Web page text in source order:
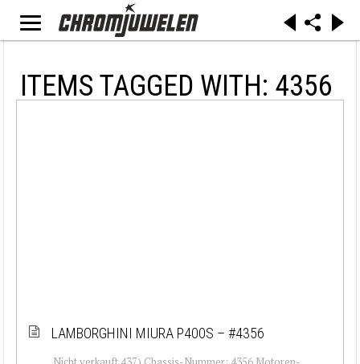
ITEMS TAGGED WITH: 4356
LAMBORGHINI MIURA P400S – #4356